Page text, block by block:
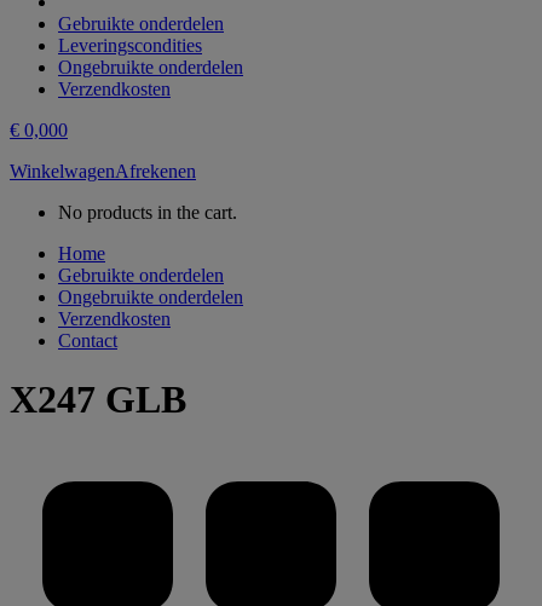
Gebruikte onderdelen
Leveringscondities
Ongebruikte onderdelen
Verzendkosten
€ 0,000
WinkelwagenAfrekenen
No products in the cart.
Home
Gebruikte onderdelen
Ongebruikte onderdelen
Verzendkosten
Contact
X247 GLB